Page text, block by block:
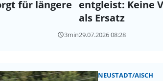
für längere
query_builder3min
entgleist: Keine
als Ersatz
29.07.2026 08:28
NEUSTADT/AISCH